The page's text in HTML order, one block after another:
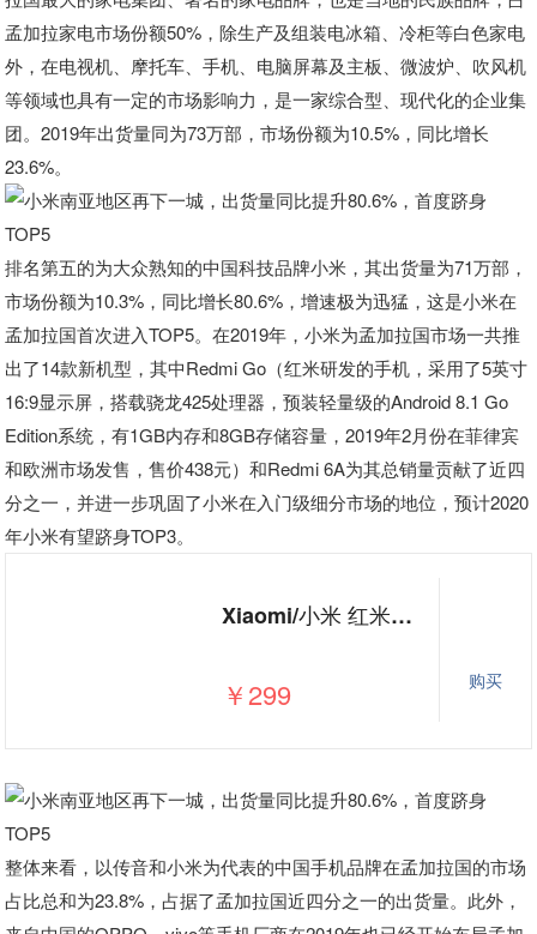
孟加拉家电市场份额50%，除生产及组装电冰箱、冷柜等白色家电
外，在电视机、摩托车、手机、电脑屏幕及主板、微波炉、吹风机
等领域也具有一定的市场影响力，是一家综合型、现代化的企业集
团。2019年出货量同为73万部，市场份额为10.5%，同比增长
23.6%。
排名第五的为大众熟知的中国科技品牌小米，其出货量为71万部，
市场份额为10.3%，同比增长80.6%，增速极为迅猛，这是小米在
孟加拉国首次进入TOP5。在2019年，小米为孟加拉国市场一共推
出了14款新机型，其中Redmi Go（红米研发的手机，采用了5英寸
16:9显示屏，搭载骁龙425处理器，预装轻量级的Android 8.1 Go
Edition系统，有1GB内存和8GB存储容量，2019年2月份在菲律宾
和欧洲市场发售，售价438元）和Redmi 6A为其总销量贡献了近四
分之一，并进一步巩固了小米在入门级细分市场的地位，预计2020
年小米有望跻身TOP3。
Xiaomi/小米 红米4A 5A 6A 4X 3S全网通4G老人学生智能手机正品
￥299 购买
整体来看，以传音和小米为代表的中国手机品牌在孟加拉国的市场
占比总和为23.8%，占据了孟加拉国近四分之一的出货量。此外，